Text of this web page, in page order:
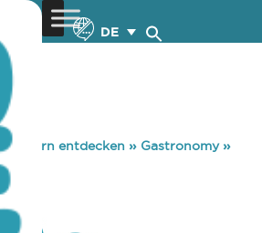
DE
»Zypern entdecken » Gastronomy»